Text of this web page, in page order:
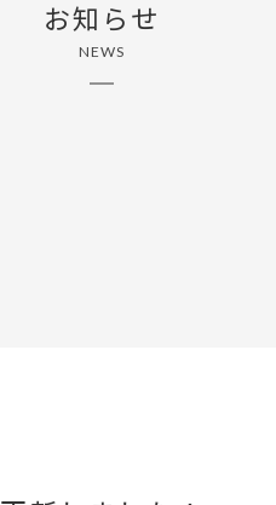
お知らせ
NEWS